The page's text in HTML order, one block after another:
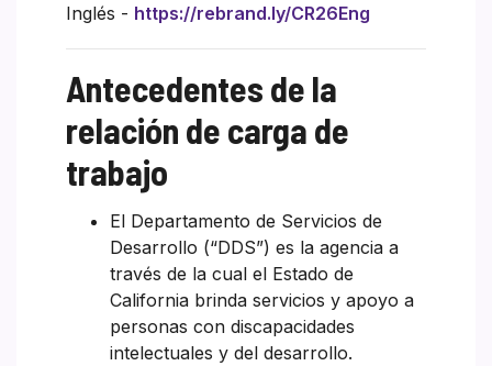
Inglés - https://rebrand.ly/CR26Eng
Antecedentes de la
relación de carga de
trabajo
El Departamento de Servicios de
Desarrollo (“DDS”) es la agencia a
través de la cual el Estado de
California brinda servicios y apoyo a
personas con discapacidades
intelectuales y del desarrollo.